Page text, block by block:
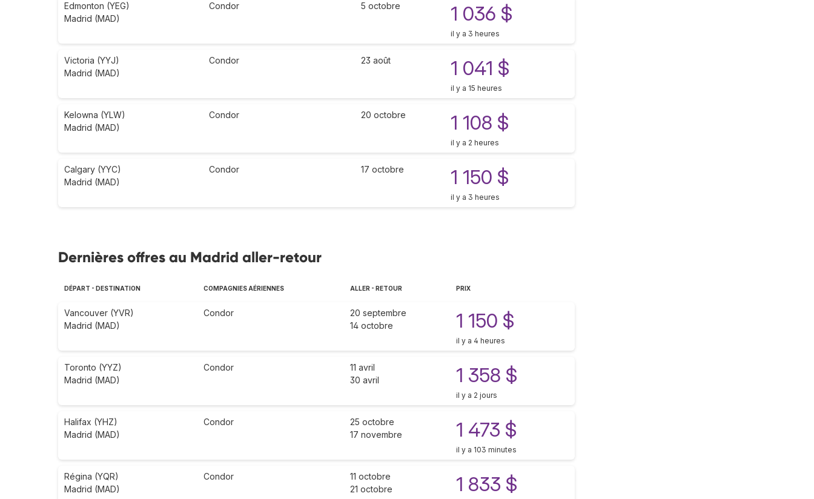
Edmonton (YEG)
Madrid (MAD)
Condor 5 octobre 1 036 $
il y a 3 heures
Victoria (YYJ)
Madrid (MAD)
Condor 23 août 1 041 $
il y a 15 heures
Kelowna (YLW)
Madrid (MAD)
Condor 20 octobre 1 108 $
il y a 2 heures
Calgary (YYC)
Madrid (MAD)
Condor 17 octobre 1 150 $
il y a 3 heures
Dernières offres au Madrid aller-retour
DÉPART - DESTINATION COMPAGNIES AÉRIENNES ALLER - RETOUR PRIX
Vancouver (YVR)
Madrid (MAD)
Condor
20 septembre
14 octobre
1 150 $
il y a 4 heures
Toronto (YYZ)
Madrid (MAD)
Condor
11 avril
30 avril
1 358 $
il y a 2 jours
Halifax (YHZ)
Madrid (MAD)
Condor
25 octobre
17 novembre
1 473 $
il y a 103 minutes
Régina (YQR)
Madrid (MAD)
Condor
11 octobre
21 octobre
1 833 $